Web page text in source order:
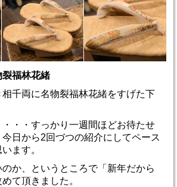
福林花緒
千両に名物裂福林花緒をすげた下
・・すっかり一週間ほどお待たせ
日から2回づつの紹介にしてペース
ます。
か、というところで「新年だから
て頂きました。